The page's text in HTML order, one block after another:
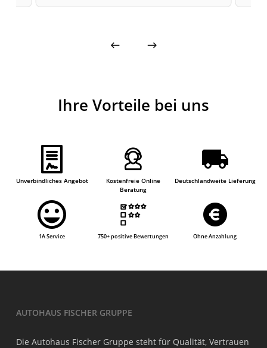
Ihre Vorteile bei uns
Unverbindliches Angebot
Kostenfreie Online
Beratung
Deutschlandweite Lieferung
1A Service 750+ positive Bewertungen Ohne Anzahlung
AUTOHAUS FISCHER GRUPPE
Die Autohaus Fischer Gruppe steht für Qualität, Vertrauen